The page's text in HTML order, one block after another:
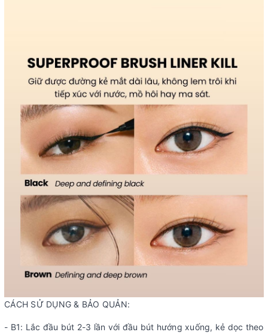
CÁCH SỬ DỤNG & BẢO QUẢN:
- B1: Lắc đầu bút 2-3 lần với đầu bút hướng xuống, kẻ dọc theo